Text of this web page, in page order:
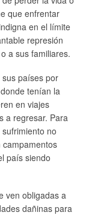
que enfrentar
en el límite
represión
a sus familiares.
países por
tenían la
en viajes
a regresar. Para
no
país siendo
ven obligadas a
dañinas para